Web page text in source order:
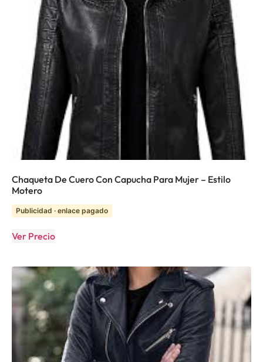
Chaqueta De Cuero Con Capucha Para Mujer – Estilo
Motero
Publicidad · enlace pagado
Ver Precio